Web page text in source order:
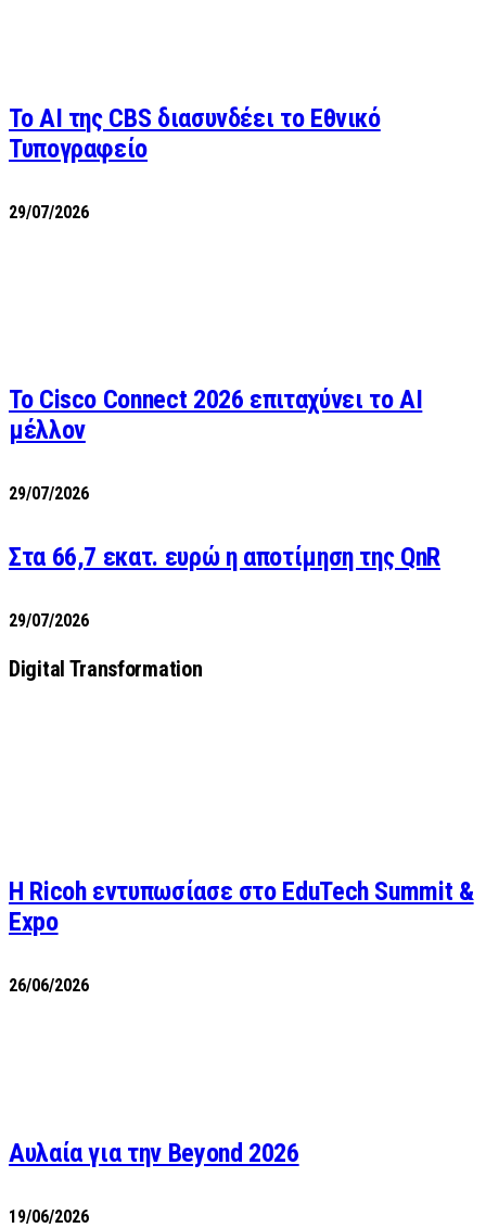
Το AI της CBS διασυνδέει το Εθνικό
Τυπογραφείο
29/07/2026
Το Cisco Connect 2026 επιταχύνει το AI
μέλλον
29/07/2026
Στα 66,7 εκατ. ευρώ η αποτίμηση της QnR
29/07/2026
Digital Transformation
Η Ricoh εντυπωσίασε στο EduTech Summit &
Expo
26/06/2026
Αυλαία για την Beyond 2026
19/06/2026